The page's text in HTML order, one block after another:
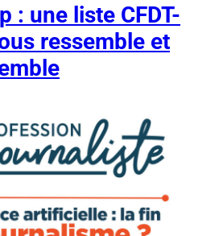
: une liste CFDT-
ressemble et